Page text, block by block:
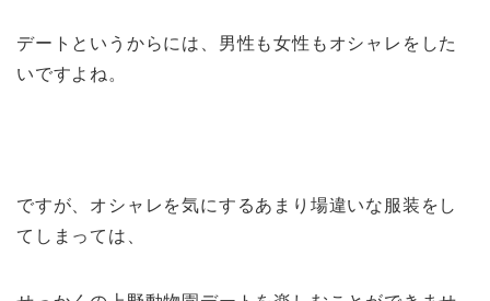
デートというからには、男性も女性もオシャレをした
いですよね。
ですが、オシャレを気にするあまり場違いな服装をし
てしまっては、